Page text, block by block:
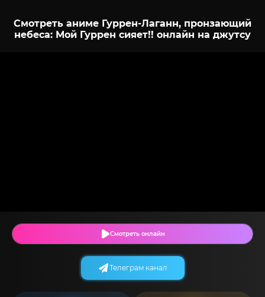
Смотреть аниме Гуррен-Лаганн, пронзающий
небеса: Мой Гуррен сияет!! онлайн на джутсу
Смотреть онлайн
Телеграм канал